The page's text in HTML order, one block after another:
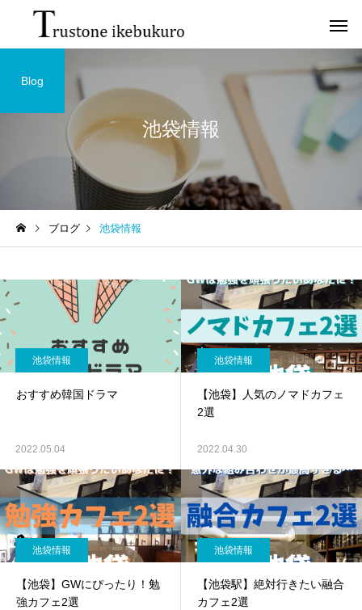
池袋情報
Blog
ブログ 池袋情報
池袋情報
おすすめ韓国ドラマ
2022.05.04
池袋情報
【池袋】人気のノマドカフェ
2選
2022.04.30
池袋情報
【池袋】GWにぴったり！勉
強カフェ2選
池袋情報
【池袋駅】絶対行きたい融合
カフェ2選